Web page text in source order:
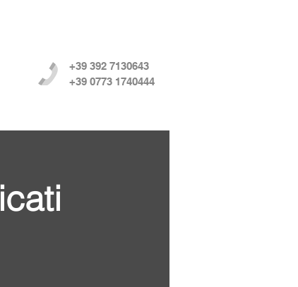
+39 392 7130643
+39 0773 1740444